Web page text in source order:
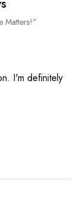
Matters!"
I'm definitely